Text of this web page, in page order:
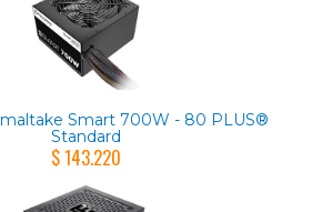
Smart 700W - 80 PLUS®
Standard
$ 143.220